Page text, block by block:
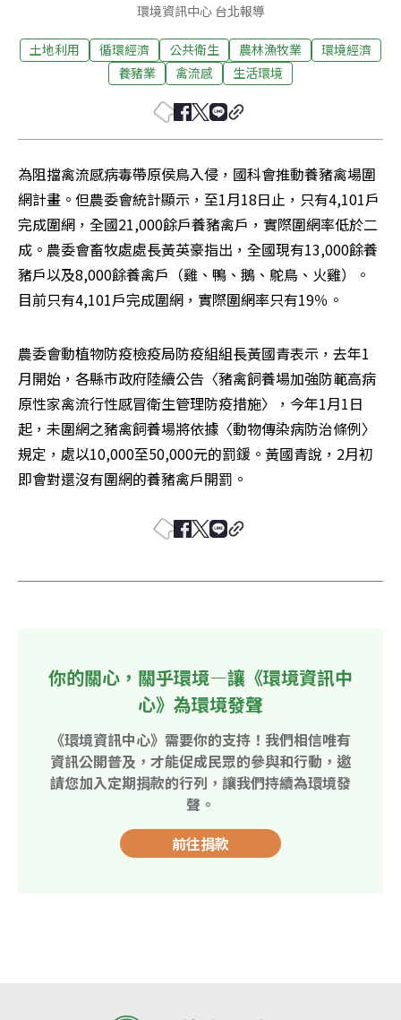
環境資訊中心 台北報導
土地利用 循環經濟 公共衛生 農林漁牧業
環境經濟
養豬業
禽流感 生活環境
為阻擋禽流感病毒帶原侯鳥入侵，國科會推動養豬禽場圍
網計畫。但農委會統計顯示，至1月18日止，只有4,101戶
完成圍網，全國21,000餘戶養豬禽戶，實際圍網率低於二
成。農委會畜牧處處長黃英豪指出，全國現有13,000餘養
豬戶以及8,000餘養禽戶（雞、鴨、鵝、鴕鳥、火雞）。
目前只有4,101戶完成圍網，實際圍網率只有19％。
農委會動植物防疫檢疫局防疫組組長黃國青表示，去年1
月開始，各縣市政府陸續公告〈豬禽飼養場加強防範高病
原性家禽流行性感冒衛生管理防疫措施〉，今年1月1日
起，未圍網之豬禽飼養場將依據〈動物傳染病防治條例〉
規定，處以10,000至50,000元的罰鍰。黃國青說，2月初
即會對還沒有圍網的養豬禽戶開罰。
你的關心，關乎環境—讓《環境資訊中
心》為環境發聲
《環境資訊中心》需要你的支持！我們相信唯有
資訊公開普及，才能促成民眾的參與和行動，邀
請您加入定期捐款的行列，讓我們持續為環境發
聲。
前往捐款